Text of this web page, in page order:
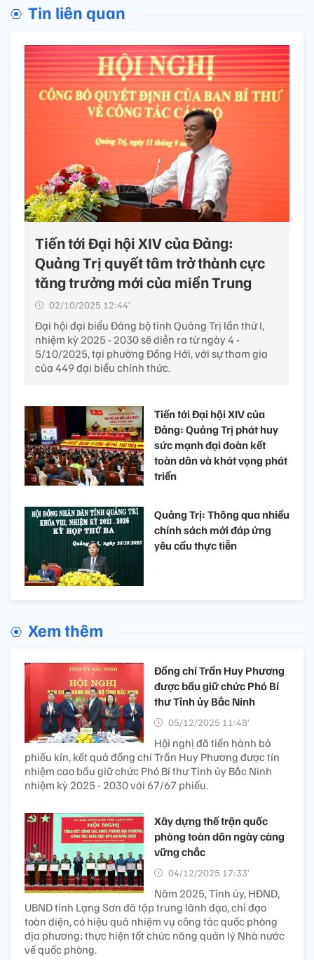
Tin liên quan
Tiến tới Đại hội XIV của Đảng:
Quảng Trị quyết tâm trở thành cực
tăng trưởng mới của miền Trung
02/10/2025 12:44’
Đại hội đại biểu Đảng bộ tỉnh Quảng Trị lần thứ I,
nhiệm kỳ 2025 - 2030 sẽ diễn ra từ ngày 4 -
5/10/2025, tại phường Đồng Hới, với sự tham gia
của 449 đại biểu chính thức.
Tiến tới Đại hội XIV của
Đảng: Quảng Trị phát huy
sức mạnh đại đoàn kết
toàn dân và khát vọng phát
triển
Quảng Trị: Thông qua nhiều
chính sách mới đáp ứng
yêu cầu thực tiễn
Xem thêm
Đồng chí Trần Huy Phương
được bầu giữ chức Phó Bí
thư Tỉnh ủy Bắc Ninh
05/12/2025 11:48’
Hội nghị đã tiến hành bỏ
phiếu kín, kết quả đồng chí Trần Huy Phương được tín
nhiệm cao bầu giữ chức Phó Bí thư Tỉnh ủy Bắc Ninh
nhiệm kỳ 2025 - 2030 với 67/67 phiếu.
Xây dựng thế trận quốc
phòng toàn dân ngày càng
vững chắc
04/12/2025 17:33’
Năm 2025, Tỉnh ủy, HĐND,
UBND tỉnh Lạng Sơn đã tập trung lãnh đạo, chỉ đạo
toàn diện, có hiệu quả nhiệm vụ công tác quốc phòng
địa phương; thực hiện tốt chức năng quản lý Nhà nước
về quốc phòng.